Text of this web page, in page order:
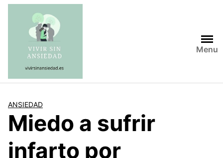
Saltar
contenido
Menu
ANSIEDAD
Miedo a sufrir
infarto por